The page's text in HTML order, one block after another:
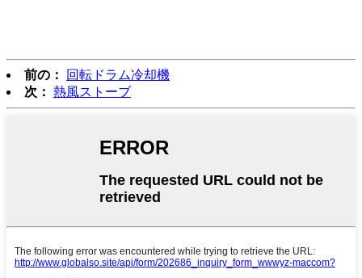
前の：
回転ドラム冷却機
次： 熱風ストーブ